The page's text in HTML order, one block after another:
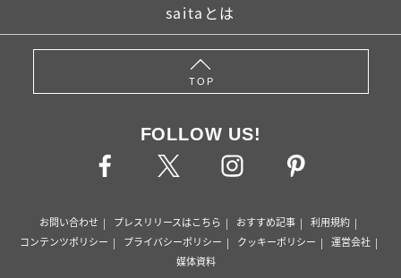
saitaとは
TOP
FOLLOW US!
お問い合わせ プレスリリースはこちら おすすめ記事
利用規約
コンテンツポリシー
プライバシーポリシー クッキーポリシー
運営会社
媒体資料